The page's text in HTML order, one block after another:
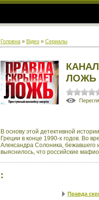
Головна » Відео » Сериалы
ЛОЖЬ
В основу этой детективной
Греции в конце 1990-х годов. Во
Александра Солоника, бежавшего
выяснилось, что российские
:
Правда